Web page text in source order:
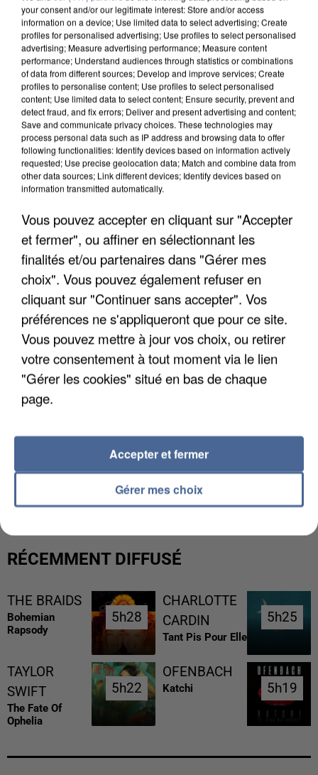
APRÈS TOUTES CES CANICULES, LES REFUGES
L’UN DES FONDATEURS SUPPOSÉS DE LA DZ
MAFIA INTERPELLÉ EN ALGÉRIE
RÉCEMMENT DIFFUSÉ
THE BRAIDS
Bohemian
Rapsody
5h28
5h28
CHARLOTTE
CARDIN
Tant Pis Pour Elle
5h25
5h25
TAYLOR
SWIFT
The Fate Of
Ophelia
5h22
5h22
OFENBACH
Katchi 5h19
5h19
your consent and/or our legitimate interest: Store and/or access
information on a device; Use limited data to select advertising; Create
profiles for personalised advertising; Use profiles to select personalised
advertising; Measure advertising performance; Measure content
performance; Understand audiences through statistics or combinations
of data from different sources; Develop and improve services; Create
profiles to personalise content; Use profiles to select personalised
content; Use limited data to select content; Ensure security, prevent and
detect fraud, and fix errors; Deliver and present advertising and content;
Save and communicate privacy choices. These technologies may
process personal data such as IP address and browsing data to offer
following functionalities: Identify devices based on information actively
requested; Use precise geolocation data; Match and combine data from
other data sources; Link different devices; Identify devices based on
information transmitted automatically.
Vous pouvez accepter en cliquant sur "Accepter
et fermer", ou affiner en sélectionnant les
finalités et/ou partenaires dans "Gérer mes
choix". Vous pouvez également refuser en
cliquant sur "Continuer sans accepter". Vos
préférences ne s'appliqueront que pour ce site.
Vous pouvez mettre à jour vos choix, ou retirer
votre consentement à tout moment via le lien
"Gérer les cookies" situé en bas de chaque
page.
Gérer mes choix
Accepter et fermer